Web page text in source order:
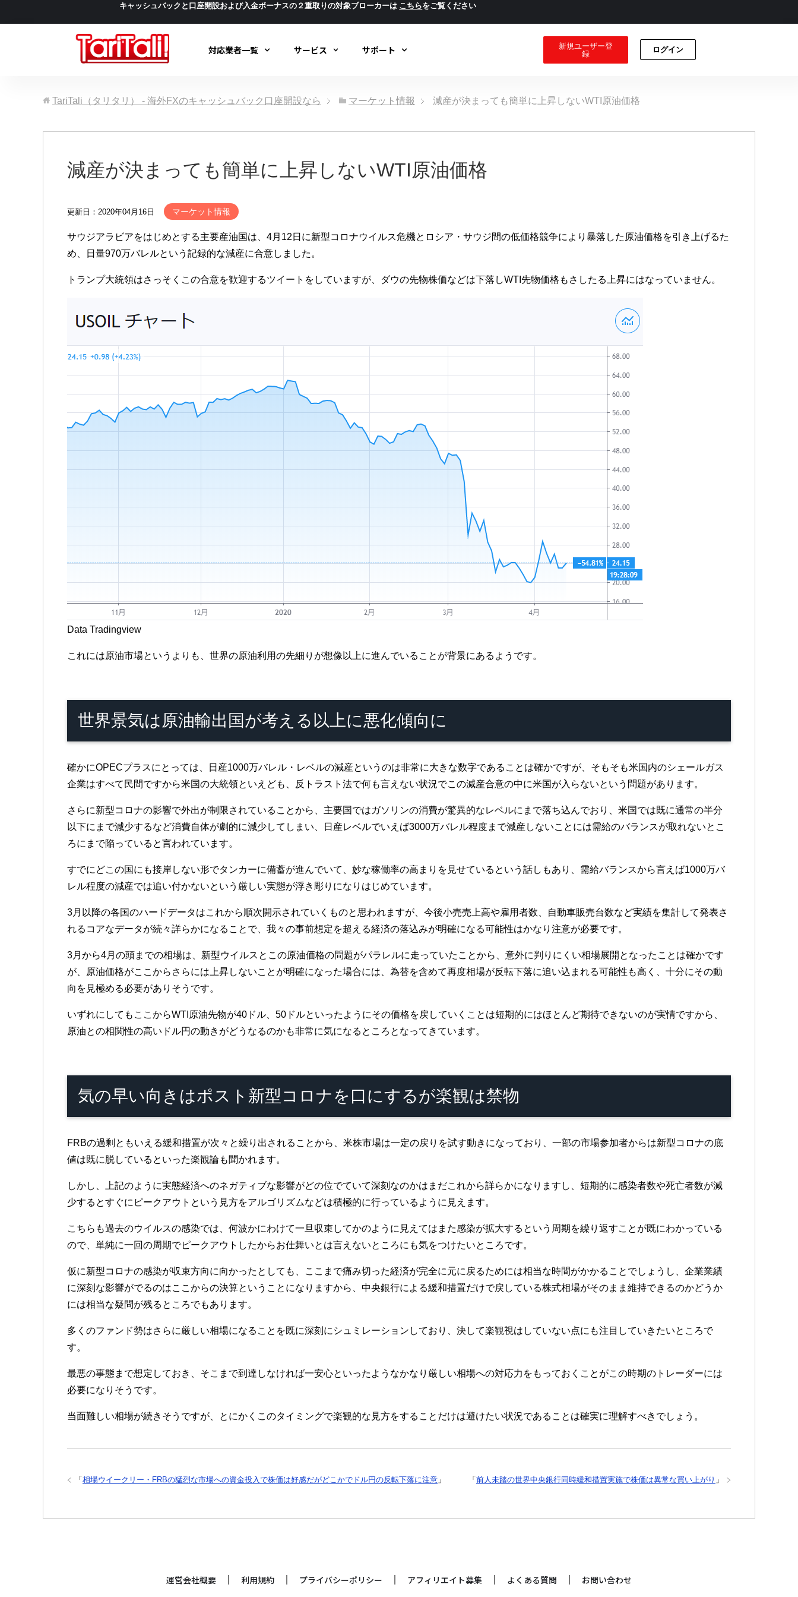
キャッシュバックと口座開設および入金ボーナスの２重取りの対象ブローカーは こちらをご覧ください
対応業者一覧 サービス サポート
新規ユーザー登
録
ログイン
TariTali（タリタリ） - 海外FXのキャッシュバック口座開設なら マーケット情報 減産が決まっても簡単に上昇しないWTI原油価格
減産が決まっても簡単に上昇しないWTI原油価格
更新日：2020年04月16日 マーケット情報
サウジアラビアをはじめとする主要産油国は、4月12日に新型コロナウイルス危機とロシア・サウジ間の低価格競争により暴落した原油価格を引き上げるた
め、日量970万バレルという記録的な減産に合意しました。
トランプ大統領はさっそくこの合意を歓迎するツイートをしていますが、ダウの先物株価などは下落しWTI先物価格もさしたる上昇にはなっていません。
Data Tradingview
これには原油市場というよりも、世界の原油利用の先細りが想像以上に進んでいることが背景にあるようです。
世界景気は原油輸出国が考える以上に悪化傾向に
確かにOPECプラスにとっては、日産1000万バレル・レベルの減産というのは非常に大きな数字であることは確かですが、そもそも米国内のシェールガス
企業はすべて民間ですから米国の大統領といえども、反トラスト法で何も言えない状況でこの減産合意の中に米国が入らないという問題があります。
さらに新型コロナの影響で外出が制限されていることから、主要国ではガソリンの消費が驚異的なレベルにまで落ち込んでおり、米国では既に通常の半分
以下にまで減少するなど消費自体が劇的に減少してしまい、日産レベルでいえば3000万バレル程度まで減産しないことには需給のバランスが取れないとこ
ろにまで陥っていると言われています。
すでにどこの国にも接岸しない形でタンカーに備蓄が進んでいて、妙な稼働率の高まりを見せているという話しもあり、需給バランスから言えば1000万バ
レル程度の減産では追い付かないという厳しい実態が浮き彫りになりはじめています。
3月以降の各国のハードデータはこれから順次開示されていくものと思われますが、今後小売売上高や雇用者数、自動車販売台数など実績を集計して発表さ
れるコアなデータが続々詳らかになることで、我々の事前想定を超える経済の落込みが明確になる可能性はかなり注意が必要です。
3月から4月の頭までの相場は、新型ウイルスとこの原油価格の問題がパラレルに走っていたことから、意外に判りにくい相場展開となったことは確かです
が、原油価格がここからさらには上昇しないことが明確になった場合には、為替を含めて再度相場が反転下落に追い込まれる可能性も高く、十分にその動
向を見極める必要がありそうです。
いずれにしてもここからWTI原油先物が40ドル、50ドルといったようにその価格を戻していくことは短期的にはほとんど期待できないのが実情ですから、
原油との相関性の高いドル円の動きがどうなるのかも非常に気になるところとなってきています。
気の早い向きはポスト新型コロナを口にするが楽観は禁物
FRBの過剰ともいえる緩和措置が次々と繰り出されることから、米株市場は一定の戻りを試す動きになっており、一部の市場参加者からは新型コロナの底
値は既に脱しているといった楽観論も聞かれます。
しかし、上記のように実態経済へのネガティブな影響がどの位でていて深刻なのかはまだこれから詳らかになりますし、短期的に感染者数や死亡者数が減
少するとすぐにピークアウトという見方をアルゴリズムなどは積極的に行っているように見えます。
こちらも過去のウイルスの感染では、何波かにわけて一旦収束してかのように見えてはまた感染が拡大するという周期を繰り返すことが既にわかっている
ので、単純に一回の周期でピークアウトしたからお仕舞いとは言えないところにも気をつけたいところです。
仮に新型コロナの感染が収束方向に向かったとしても、ここまで痛み切った経済が完全に元に戻るためには相当な時間がかかることでしょうし、企業業績
に深刻な影響がでるのはここからの決算ということになりますから、中央銀行による緩和措置だけで戻している株式相場がそのまま維持できるのかどうか
には相当な疑問が残るところでもあります。
多くのファンド勢はさらに厳しい相場になることを既に深刻にシュミレーションしており、決して楽観視はしていない点にも注目していきたいところで
す。
最悪の事態まで想定しておき、そこまで到達しなければ一安心といったようなかなり厳しい相場への対応力をもっておくことがこの時期のトレーダーには
必要になりそうです。
当面難しい相場が続きそうですが、とにかくこのタイミングで楽観的な見方をすることだけは避けたい状況であることは確実に理解すべきでしょう。
「 前人未踏の世界中央銀行同時緩和措置実施で株価は異常な買い上がり 」
「 相場ウイークリー・FRBの猛烈な市場への資金投入で株価は好感だがどこかでドル円の反転下落に注意 」
運営会社概要 利用規約 プライバシーポリシー アフィリエイト募集 よくある質問 お問い合わせ